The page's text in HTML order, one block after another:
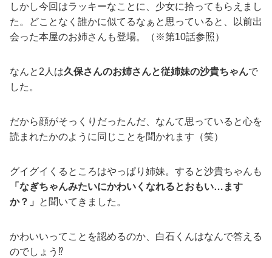
しかし今回はラッキーなことに、少女に拾ってもらえまし
た。どことなく誰かに似てるなぁと思っていると、以前出
会った本屋のお姉さんも登場。（※第10話参照）
なんと2人は久保さんのお姉さんと従姉妹の沙貴ちゃんで
した。
だから顔がそっくりだったんだ、なんて思っていると心を
読まれたかのように同じことを聞かれます（笑）
グイグイくるところはやっぱり姉妹。すると沙貴ちゃんも
「なぎちゃんみたいにかわいくなれるとおもい…ます
か？」
と聞いてきました。
かわいいってことを認めるのか、白石くんはなんで答える
のでしょう⁉︎